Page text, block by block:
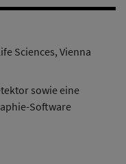
Sciences, Vienna
sowie eine
Software